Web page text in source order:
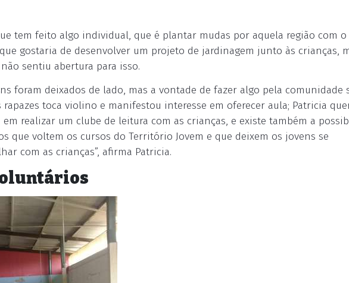
tem feito algo individual, que é plantar mudas por aquela região com o
gostaria de desenvolver um projeto de jardinagem junto às crianças,
sentiu abertura para isso.
foram deixados de lado, mas a vontade de fazer algo pela comunidade
rapazes toca violino e manifestou interesse em oferecer aula; Patricia
em realizar um clube de leitura com as crianças, e existe também a
que voltem os cursos do Território Jovem e que deixem os jovens se
com as crianças”, afirma Patricia.